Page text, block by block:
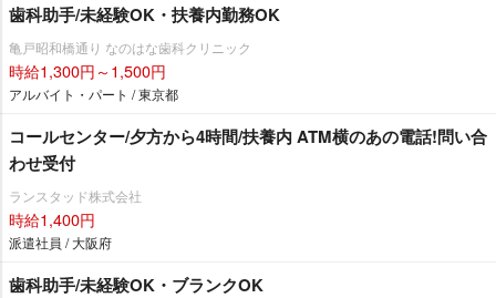
歯科助手/未経験OK・扶養内勤務OK
亀戸昭和橋通り なのはな歯科クリニック
時給1,300円～1,500円
アルバイト・パート / 東京都
コールセンター/夕方から4時間/扶養内 ATM横のあの電話!問い合
わせ受付
ランスタッド株式会社
時給1,400円
派遣社員 / 大阪府
歯科助手/未経験OK・ブランクOK